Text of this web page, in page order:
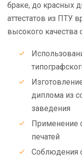
браке, до красных
аттестатов из ПТУ
высокого качества
диплома из
заведения
Применение
печатей
Соблюдения